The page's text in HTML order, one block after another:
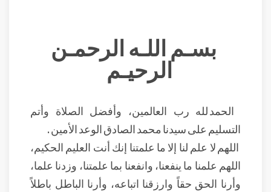
بسـم اللـه الرحمـن
الرحيـم
الحمد لله رب العالمين، وأفضل الصلاة وأتم
التسليم على سيدنا محمد الصادق الوعد الأمين .
اللهم لا علم لنا إلا ما علمتنا إنك أنت العليم الحكيم،
اللهم علمنا ما ينفعنا، وانفعنا بما علمتنا، وزدنا علما،
وأرنا الحق حقاً وارزقنا اتباعه، وأرنا الباطل باطلاً